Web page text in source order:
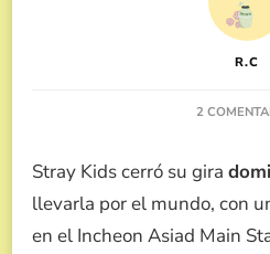
R.C
2
Stray Kids cerró su gira
llevarla por el mundo, con
en el Incheon Asiad Main